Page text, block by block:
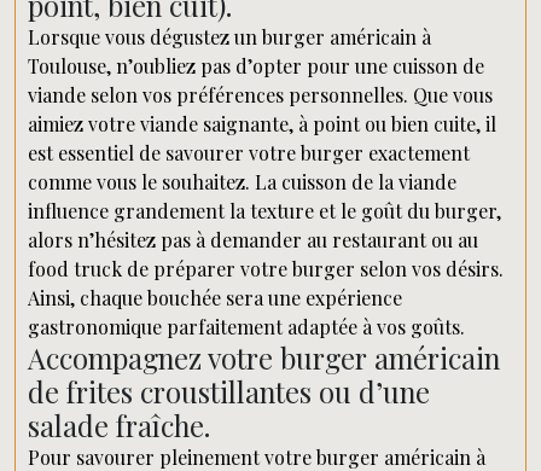
Lorsque vous dégustez un burger américain à
Toulouse, n’oubliez pas d’opter pour une cuisson de
viande selon vos préférences personnelles. Que vous
aimiez votre viande saignante, à point ou bien cuite, il
est essentiel de savourer votre burger exactement
comme vous le souhaitez. La cuisson de la viande
influence grandement la texture et le goût du burger,
alors n’hésitez pas à demander au restaurant ou au
food truck de préparer votre burger selon vos désirs.
Ainsi, chaque bouchée sera une expérience
gastronomique parfaitement adaptée à vos goûts.
Accompagnez votre burger américain
de frites croustillantes ou d’une
salade fraîche.
Pour savourer pleinement votre burger américain à